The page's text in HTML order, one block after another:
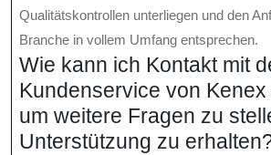
Qualitätskontrollen unterliegen und den
Branche in vollem Umfang entsprechen.
Wie kann ich Kontakt mit
Kundenservice von
um weitere Fragen zu
Unterstützung zu